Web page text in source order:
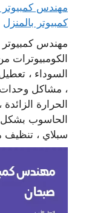
كمبيوتر بالمنزل
مهندس
الكومبيوترات
السوداء ،
، مشاكل وحدات
الحرارة
الحاسوب بشكل
سبلاي ، تنظيف